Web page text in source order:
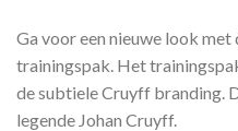
Ga voor een nieuwe look
trainingspak. Het
de subtiele Cruyff branding.
legende Johan Cruyff.